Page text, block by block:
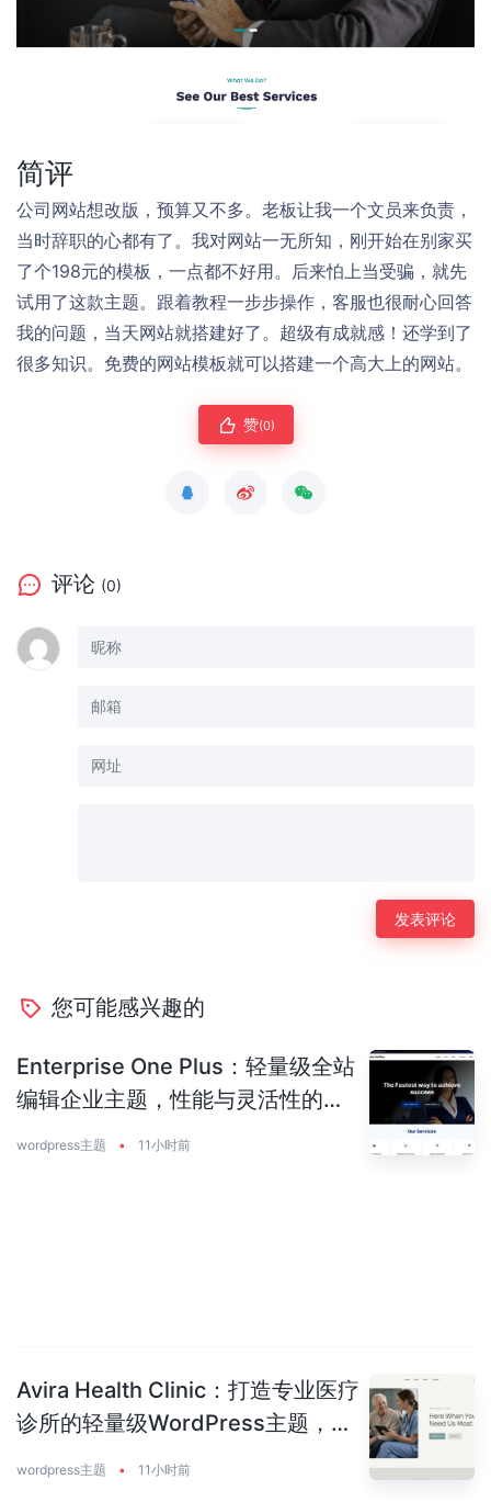
简评
公司网站想改版，预算又不多。老板让我一个文员来负责，
当时辞职的心都有了。我对网站一无所知，刚开始在别家买
了个198元的模板，一点都不好用。后来怕上当受骗，就先
试用了这款主题。跟着教程一步步操作，客服也很耐心回答
我的问题，当天网站就搭建好了。超级有成就感！还学到了
很多知识。免费的网站模板就可以搭建一个高大上的网站。
赞(0)
评论 (0)
您可能感兴趣的
Enterprise One Plus：轻量级全站
编辑企业主题，性能与灵活性的完
wordpress主题 • 11小时前
Avira Health Clinic：打造专业医疗
诊所的轻量级WordPress主题，让
wordpress主题 • 11小时前